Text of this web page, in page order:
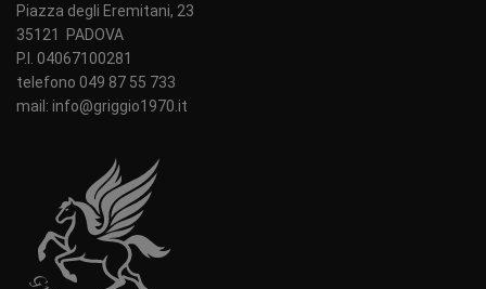
Piazza degli Eremitani, 23
35121 PADOVA
P.I. 04067100281
telefono 049 87 55 733
mail: info@griggio1970.it